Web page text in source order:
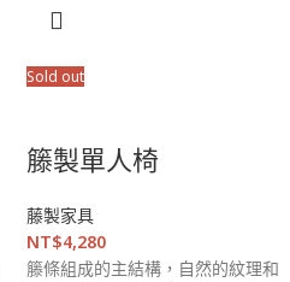
Sold out
籐製單人椅
藤製家具
NT$4,280
籐條組成的主結構，自然的紋理和